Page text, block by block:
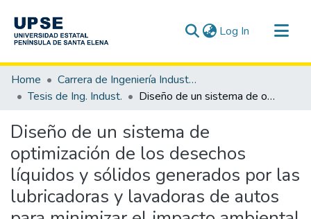
Log In (current)
Communities & Collections
All of DSpace
Home
Carrera de Ingeniería Industrial
Tesis de Ing. Indust.
Diseño de un sistema de optimización de los desechos líquidos y sólidos generados por las lubricadoras y lavadoras de autos para minimizar el impacto ambiental en el cantón La Libertad, provincia de Santa Elena.
Diseño de un sistema de
optimización de los desechos
líquidos y sólidos generados por las
lubricadoras y lavadoras de autos